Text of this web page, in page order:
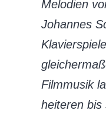
Melodien
Johannes
Filmmusik
heiteren bis